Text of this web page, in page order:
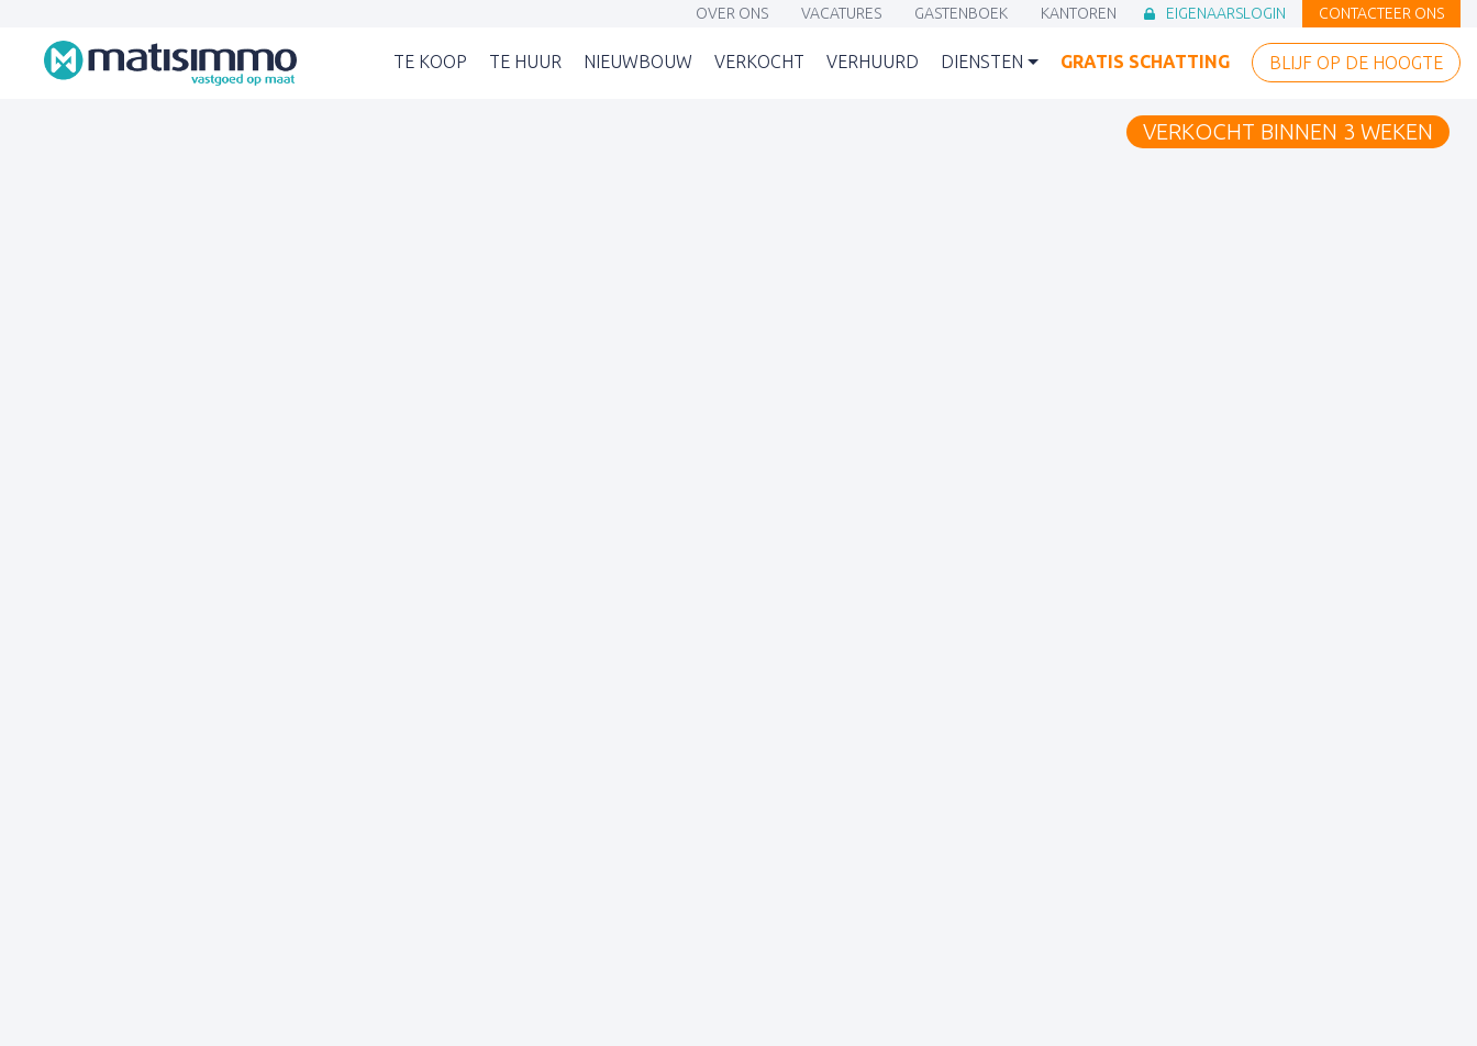
OVER ONS
(OVER ONS)
VACATURES
(VACATURES)
GASTENBOEK
(GASTENBOEK)
KANTOREN
(KANTOREN)
EIGENAARSLOGIN
(EIGENAARSLOGIN)
CONTACTEER ONS
TE KOOP
(TE KOOP)
TE HUUR
(TE HUUR)
NIEUWBOUW
(NIEUWBOUW)
VERKOCHT
(VERKOCHT)
VERHUURD
(VERHUURD)
DIENSTEN GRATIS SCHATTING
(GRATIS SCHATTING)
BLIJF OP DE HOOGTE
(BLIJF OP DE
VERKOCHT BINNEN 3 WEKEN